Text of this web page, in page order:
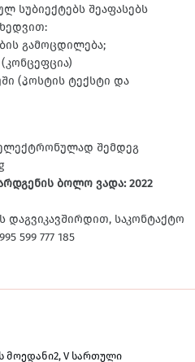
სუბიექტებს შეაფასებს
გამოცდილება;
(პოსტის ტექსტი და
შემდეგ
ბოლო ვადა: 2022
დაგვიკავშირდით, საკონტაქტო
599 777 185
მოედანი2, V სართული